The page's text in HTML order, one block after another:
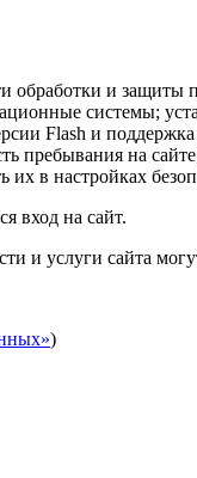
обработки и
системы;
Flash и
пребывания на
в настройках
вход на сайт.
и услуги сайта
)